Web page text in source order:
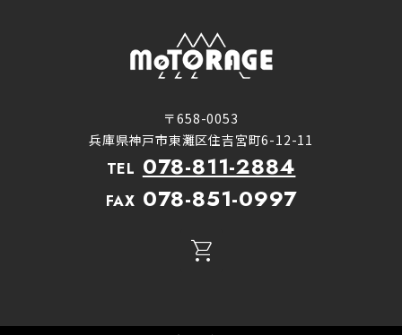
〒658-0053
兵庫県神戸市東灘区住吉宮町6-12-11
TEL 078-811-2884
FAX 078-851-0997